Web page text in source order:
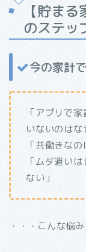
【貯ま
のステ
今の家計
「アプリで
いないのはな
「共働きな
「ムダ遣い
ない」
・・・こんな悩